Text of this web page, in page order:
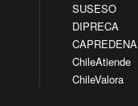
SUSESO
DIPRECA
CAPREDENA
ChileAtiende
ChileValora